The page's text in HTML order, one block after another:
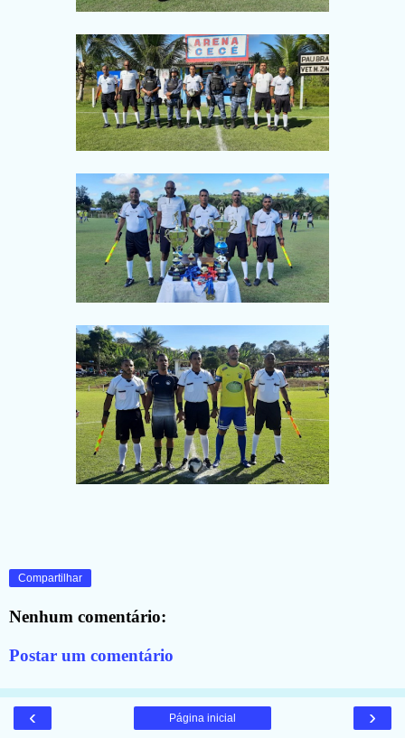
Compartilhar
Nenhum comentário:
Postar um comentário
‹ ›
Página inicial